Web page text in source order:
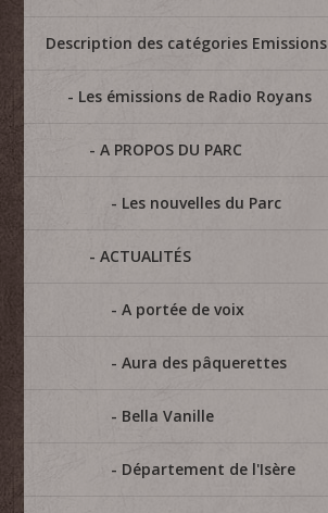
Description des catégories Emissions
Les émissions de Radio Royans
A PROPOS DU PARC
Les nouvelles du Parc
ACTUALITÉS
A portée de voix
Aura des pâquerettes
Bella Vanille
Département de l'Isère